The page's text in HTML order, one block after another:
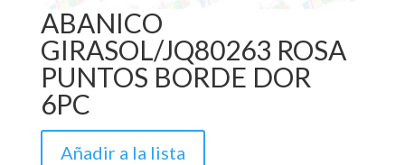
ABANICO
GIRASOL/JQ80263 ROSA
PUNTOS BORDE DOR
6PC
Añadir a la lista